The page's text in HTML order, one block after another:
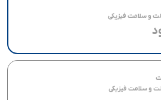
و سلامت فیزیکی
و سلامت فیزیکی